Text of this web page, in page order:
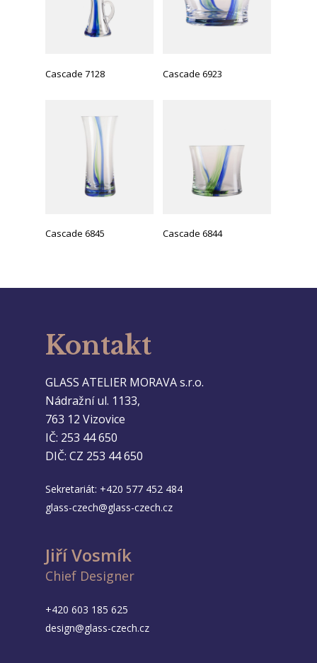
Cascade 7128 Cascade 6923
Cascade 6845 Cascade 6844
Kontakt
GLASS ATELIER MORAVA s.r.o.
Nádražní ul. 1133,
763 12 Vizovice
IČ: 253 44 650
DIČ: CZ 253 44 650
Sekretariát: +420 577 452 484
glass-czech@glass-czech.cz
Jiří Vosmík
Chief Designer
+420 603 185 625
design@glass-czech.cz